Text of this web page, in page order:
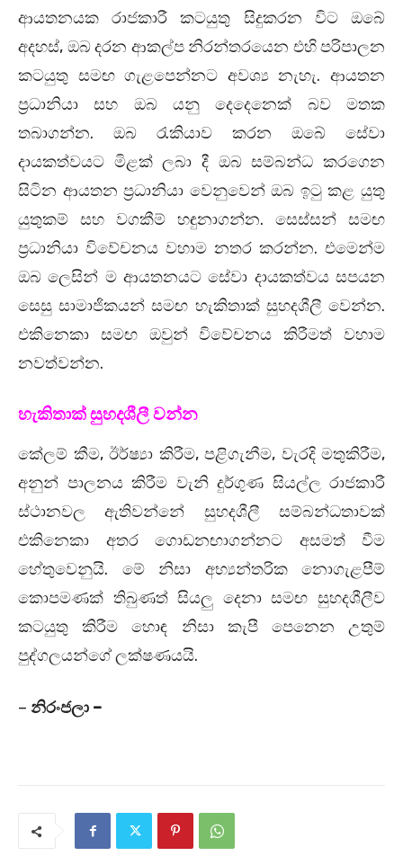
ආයතනයක රාජකාරී කටයුතු සිදුකරන විට ඔබේ
අදහස්, ඔබ දරන ආකල්ප නිරන්තරයෙන එහි පරිපාලන
කටයුතු සමඟ ගැළපෙන්නට අවශ්‍ය නැහැ. ආයතන
ප්‍රධානියා සහ ඔබ යනු දෙදෙනෙක් බව මතක
තබාගන්න. ඔබ රැකියාව කරන ඔබේ සේවා
දායකත්වයට මිළක් ලබා දී ඔබ සම්බන්ධ කරගෙන
සිටින ආයතන ප්‍රධානියා වෙනුවෙන් ඔබ ඉටු කළ යුතු
යුතුකම් සහ වගකීම් හඳුනාගන්න. සෙස්සන් සමඟ
ප්‍රධානියා විවේචනය වහාම නතර කරන්න. එමෙන්ම
ඔබ ලෙසින් ම ආයතනයට සේවා දායකත්වය සපයන
සෙසු සාමාජිකයන් සමඟ හැකිතාක් සුහදශීලී වෙන්න.
එකිනෙකා සමඟ ඔවුන් විවේචනය කිරීමත් වහාම
නවත්වන්න.
හැකිතාක් සුහදශීලී වන්න
කේලම් කීම, ඊර්ෂ්‍යා කිරීම, පළිගැනීම, වැරදි මතුකිරීම,
අනුන් පාලනය කිරීම වැනි දුර්ගුණ සියල්ල රාජකාරී
ස්ථානවල ඇතිවන්නේ සුහදශීලී සම්බන්ධතාවක්
එකිනෙකා අතර ගොඩනඟාගන්නට අසමත් වීම
හේතුවෙනුයි. මේ නිසා අභ්‍යන්තරික නොගැළපීම්
කොපමණක් තිබුණත් සියලු දෙනා සමඟ සුහදශීලීව
කටයුතු කිරීම හොඳ නිසා කැපී පෙනෙන උතුම්
පුද්ගලයන්ගේ ලක්ෂණයයි.
– නිරංජලා –